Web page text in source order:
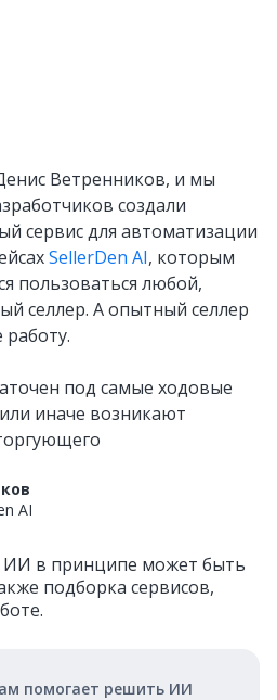
Ветренников, и мы
создали
сервис для автоматизации
SellerDen AI, которым
пользоваться любой,
селлер. А опытный селлер
работу.
под самые ходовые
иначе возникают
AI
ИИ в принципе может быть
подборка сервисов,
помогает решить ИИ